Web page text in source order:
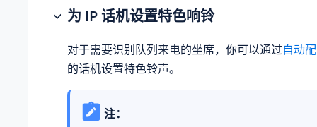
为 IP 话机设置特色响铃
对于需要识别队列来电的坐席，你可以通过自动
的话机设置特色铃声。
注：